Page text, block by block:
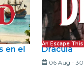
en el
An Escape
Dracula
06 Aug - 30